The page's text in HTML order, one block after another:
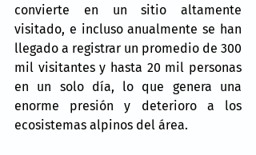
convierte en un sitio altamente
visitado, e incluso anualmente se han
llegado a registrar un promedio de 300
mil visitantes y hasta 20 mil personas
en un solo día, lo que genera una
enorme presión y deterioro a los
ecosistemas alpinos del área.